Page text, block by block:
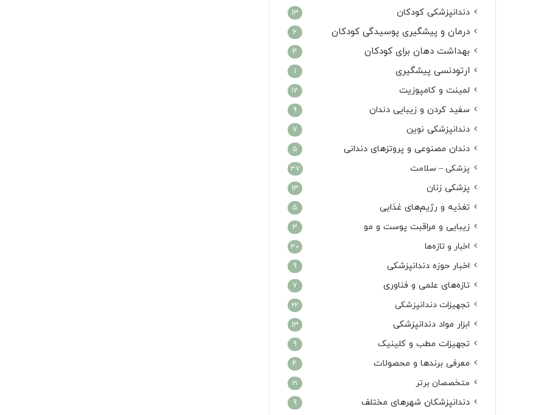
دندانپزشکی کودکان 13
درمان و پیشگیری پوسیدگی کودکان 6
بهداشت دهان برای کودکان 4
ارتودنسی پیشگیری 1
لمینت و کامپوزیت 12
سفید کردن و زیبایی دندان 9
دندانپزشکی نوین 7
دندان مصنوعی و پروتزهای دندانی 5
پزشکی – سلامت 37
پزشکی زنان 13
تغذیه و رژیم‌های غذایی 5
زیبایی و مراقبت پوست و مو 3
اخبار و تازه‌ها 30
اخبار حوزه دندانپزشکی 9
تازه‌های علمی و فناوری 7
تجهیزات دندانپزشکی 22
ابزار مواد دندانپزشکی 13
تجهیزات مطب و کلینیک 9
معرفی برندها و محصولات 4
متخصصان برتر 21
دندانپزشکان شهرهای مختلف 9